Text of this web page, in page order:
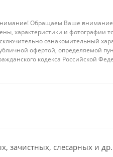
Обращаем Ваше внимание
характеристики и фотографии
ознакомительный
офертой, определяемой
кодекса Российской
зачистных, слесарных и